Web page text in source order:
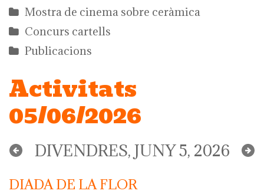
Mostra de cinema sobre ceràmica
Concurs cartells
Publicacions
Activitats
05/06/2026
DIVENDRES, JUNY 5, 2026
DIADA DE LA FLOR